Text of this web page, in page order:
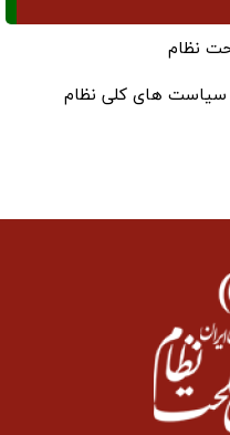
نظام
سیاست های کلی نظام